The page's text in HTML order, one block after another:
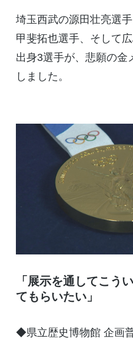
埼玉西武の源田壮亮選
甲斐拓也選手、そして
出身3選手が、悲願の金
しました。
「展示を通してこう
てもらいたい」
◆県立歴史博物館 企画